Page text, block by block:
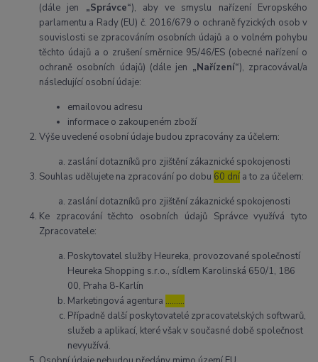
(dále jen „Správce“), aby ve smyslu nařízení Evropského
parlamentu a Rady (EU) č. 2016/679 o ochraně fyzických osob v
souvislosti se zpracováním osobních údajů a o volném pohybu
těchto údajů a o zrušení směrnice 95/46/ES (obecné nařízení o
ochraně osobních údajů) (dále jen „Nařízení“), zpracovával/a
následující osobní údaje:
emailovou adresu
informace o zakoupeném zboží
Výše uvedené osobní údaje budou zpracovány za účelem:
zaslání dotazníků pro zjištění zákaznické spokojenosti
Souhlas udělujete na zpracování po dobu 60 dní a to za účelem:
zaslání dotazníků pro zjištění zákaznické spokojenosti
Ke zpracování těchto osobních údajů Správce využívá tyto
Zpracovatele:
Poskytovatel služby Heureka, provozované společností
Heureka Shopping s.r.o., sídlem Karolinská 650/1, 186
00, Praha 8-Karlín
Marketingová agentura ………
Případně další poskytovatelé zpracovatelských softwarů,
služeb a aplikací, které však v současné době společnost
nevyužívá.